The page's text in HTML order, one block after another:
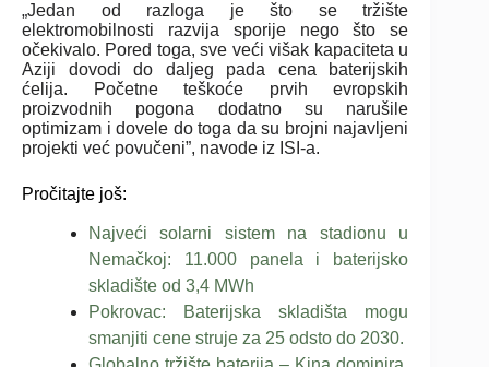
„Jedan od razloga je što se tržište
elektromobilnosti razvija sporije nego što se
očekivalo. Pored toga, sve veći višak kapaciteta u
Aziji dovodi do daljeg pada cena baterijskih
ćelija. Početne teškoće prvih evropskih
proizvodnih pogona dodatno su narušile
optimizam i dovele do toga da su brojni najavljeni
projekti već povučeni”, navode iz ISI-a.
Pročitajte još:
Najveći solarni sistem na stadionu u
Nemačkoj: 11.000 panela i baterijsko
skladište od 3,4 MWh
Pokrovac: Baterijska skladišta mogu
smanjiti cene struje za 25 odsto do 2030.